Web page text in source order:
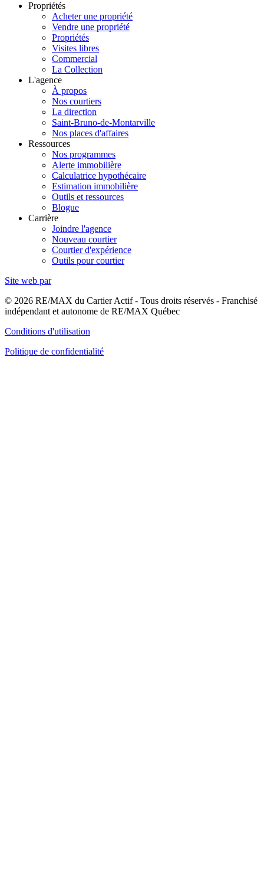
Propriétés
Acheter une propriété
Vendre une propriété
Propriétés
Visites libres
Commercial
La Collection
L'agence
À propos
Nos courtiers
La direction
Saint-Bruno-de-Montarville
Nos places d'affaires
Ressources
Nos programmes
Alerte immobilière
Calculatrice hypothécaire
Estimation immobilière
Outils et ressources
Blogue
Carrière
Joindre l'agence
Nouveau courtier
Courtier d'expérience
Outils pour courtier
Site web par
© 2026 RE/MAX du Cartier Actif - Tous droits réservés - Franchisé
indépendant et autonome de RE/MAX Québec
Conditions d'utilisation
Politique de confidentialité